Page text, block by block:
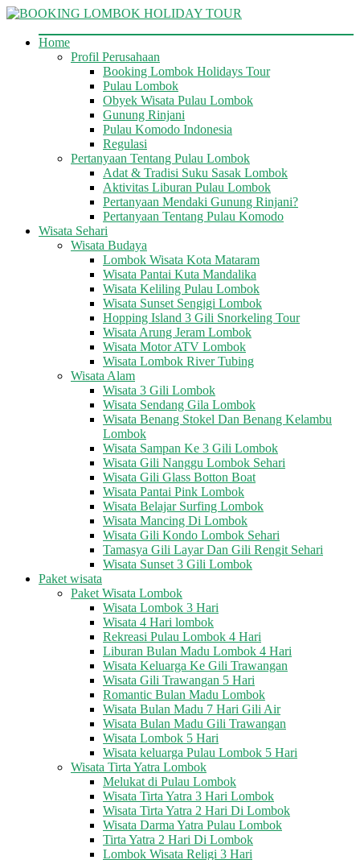
Skip
content
BOOKING
LOMBOK
Home
Profil Perusahaan
Booking Lombok Holidays Tour
Pulau Lombok
Obyek Wisata Pulau Lombok
Gunung Rinjani
Pulau Komodo Indonesia
Regulasi
Pertanyaan Tentang Pulau Lombok
Adat & Tradisi Suku Sasak Lombok
Aktivitas Liburan Pulau Lombok
Pertanyaan Mendaki Gunung Rinjani?
Pertanyaan Tentang Pulau Komodo
Wisata Sehari
Wisata Budaya
Lombok Wisata Kota Mataram
Wisata Pantai Kuta Mandalika
Wisata Keliling Pulau Lombok
Wisata Sunset Sengigi Lombok
Hopping Island 3 Gili Snorkeling Tour
Wisata Arung Jeram Lombok
Wisata Motor ATV Lombok
Wisata Lombok River Tubing
Wisata Alam
Wisata 3 Gili Lombok
Wisata Sendang Gila Lombok
Wisata Benang Stokel Dan Benang Kelambu
Lombok
Wisata Sampan Ke 3 Gili Lombok
Wisata Gili Nanggu Lombok Sehari
Wisata Gili Glass Botton Boat
Wisata Pantai Pink Lombok
Wisata Belajar Surfing Lombok
Wisata Mancing Di Lombok
Wisata Gili Kondo Lombok Sehari
Tamasya Gili Layar Dan Gili Rengit Sehari
Wisata Sunset 3 Gili Lombok
Paket wisata
Paket Wisata Lombok
Wisata Lombok 3 Hari
Wisata 4 Hari lombok
Rekreasi Pulau Lombok 4 Hari
Liburan Bulan Madu Lombok 4 Hari
Wisata Keluarga Ke Gili Trawangan
Wisata Gili Trawangan 5 Hari
Romantic Bulan Madu Lombok
Wisata Bulan Madu 7 Hari Gili Air
Wisata Bulan Madu Gili Trawangan
Wisata Lombok 5 Hari
Wisata keluarga Pulau Lombok 5 Hari
Wisata Tirta Yatra Lombok
Melukat di Pulau Lombok
Wisata Tirta Yatra 3 Hari Lombok
Wisata Tirta Yatra 2 Hari Di Lombok
Wisata Darma Yatra Pulau Lombok
Tirta Yatra 2 Hari Di Lombok
Lombok Wisata Religi 3 Hari